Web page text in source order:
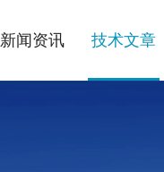
新闻资讯 技术文章